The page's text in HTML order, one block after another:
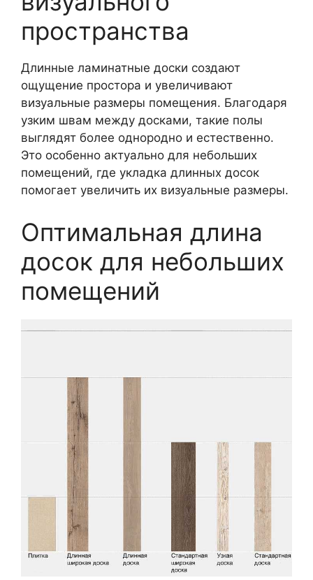
пространства
Длинные ламинатные доски создают
ощущение простора и увеличивают
визуальные размеры помещения. Благодаря
узким швам между досками, такие полы
выглядят более однородно и естественно.
Это особенно актуально для небольших
помещений, где укладка длинных досок
помогает увеличить их визуальные размеры.
Оптимальная длина
досок для небольших
помещений